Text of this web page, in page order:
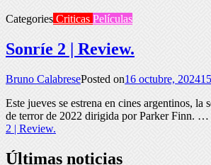
Categories Criticas Películas
Sonríe 2 | Review.
Bruno CalabresePosted on16 octubre, 2024
Este jueves se estrena en cines argentinos, la
de terror de 2022 dirigida por Parker Finn. …
2 | Review.
Últimas noticias